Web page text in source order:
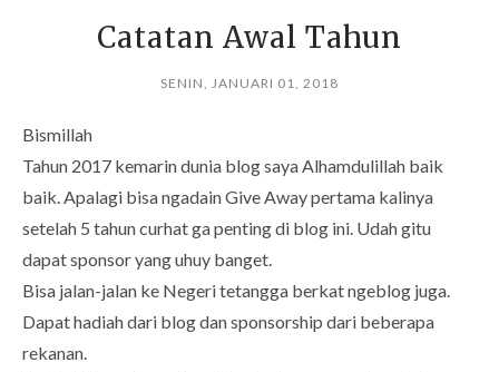
Catatan Awal Tahun
SENIN, JANUARI 01, 2018
Bismillah
Tahun 2017 kemarin dunia blog saya Alhamdulillah baik
baik. Apalagi bisa ngadain Give Away pertama kalinya
setelah 5 tahun curhat ga penting di blog ini. Udah gitu
dapat sponsor yang uhuy banget.
Bisa jalan-jalan ke Negeri tetangga berkat ngeblog juga.
Dapat hadiah dari blog dan sponsorship dari beberapa
rekanan.